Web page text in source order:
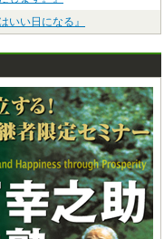
いい日になる』